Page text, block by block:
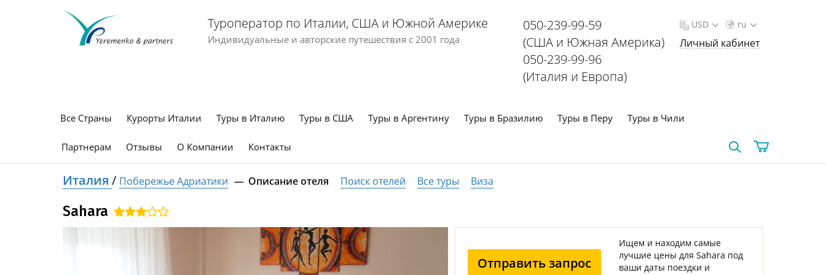
Туроператор по Италии, США и Южной Америке
Индивидуальные и авторские путешествия с 2001 года
050-239-99-59
(США и Южная Америка)
050-239-99-96
(Италия и Европа)
ru
USD
Личный кабинет
Все Страны Курорты Италии Туры в Италию Туры в США Туры в Аргентину Туры в Бразилию Туры в Перу Туры в Чили
Партнерам Отзывы О Компании Контакты
Италия / Побережье Адриатики Описание отеля Поиск отелей Все туры Виза
Sahara
Отправить запрос
Ищем и находим самые
лучшие цены для Sahara под
ваши даты поездки и